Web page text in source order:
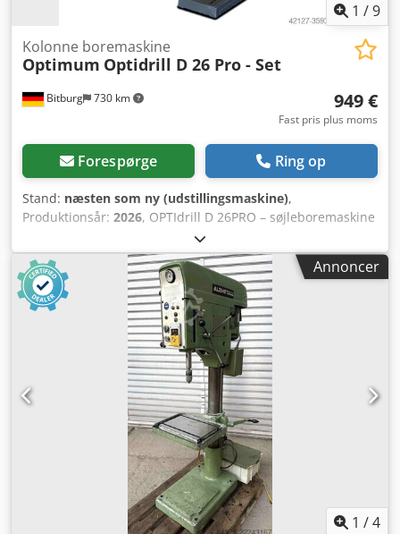
1 /9
Bitburg 730 km
Kolonne boremaskine
Optimum Optidrill D 26 Pro - Set
949 €
Fast pris plus moms
Forespørge Ring op
Stand: næsten som ny (udstillingsmaskine),
Produktionsår: 2026, OPTIdrill D 26PRO – søjleboremaskine
Bord- og søjleboremaskine med kileremstræk Brugervenlig
sikkerhedsafbryder iht. IP 54 med underspændingsudløser
og separat nødstopkontakt 400 Volt-modeller med
højre-/venstregang Boredybdestop Præcisionsbearbejdet
borebord med diagonalt løbende T-noter Dksdpedqzbnefx
Acijr Højdejustering af borebordet via tandstang Borebord
kan vippes ±45° og drejes 360° Kileremsafdækning med
sikkerhedsafbryder Aluminiumspindelhåndtag i ét stykke
med softgrip-greb Industriemotor Præcisionsspindelboring
Maskinbetjening inkl. sikkerhedselektronik i 24 V DC
Garanteret rundgangspræcision
Annoncer
1 /4